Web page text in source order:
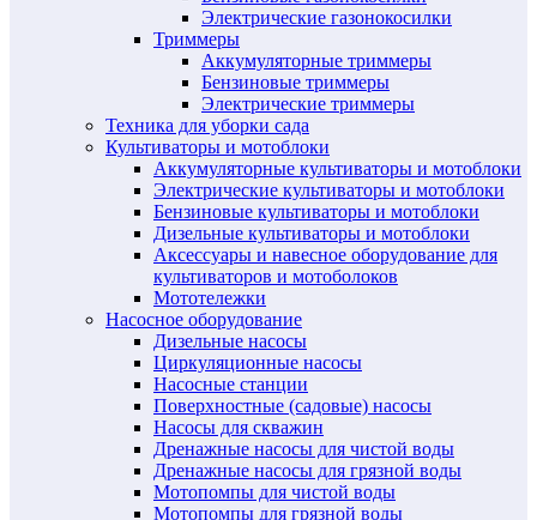
Электрические газонокосилки
Триммеры
Аккумуляторные триммеры
Бензиновые триммеры
Электрические триммеры
Техника для уборки сада
Культиваторы и мотоблоки
Аккумуляторные культиваторы и мотоблоки
Электрические культиваторы и мотоблоки
Бензиновые культиваторы и мотоблоки
Дизельные культиваторы и мотоблоки
Аксессуары и навесное оборудование для
культиваторов и мотоболоков
Мототележки
Насосное оборудование
Дизельные насосы
Циркуляционные насосы
Насосные станции
Поверхностные (садовые) насосы
Насосы для скважин
Дренажные насосы для чистой воды
Дренажные насосы для грязной воды
Мотопомпы для чистой воды
Мотопомпы для грязной воды